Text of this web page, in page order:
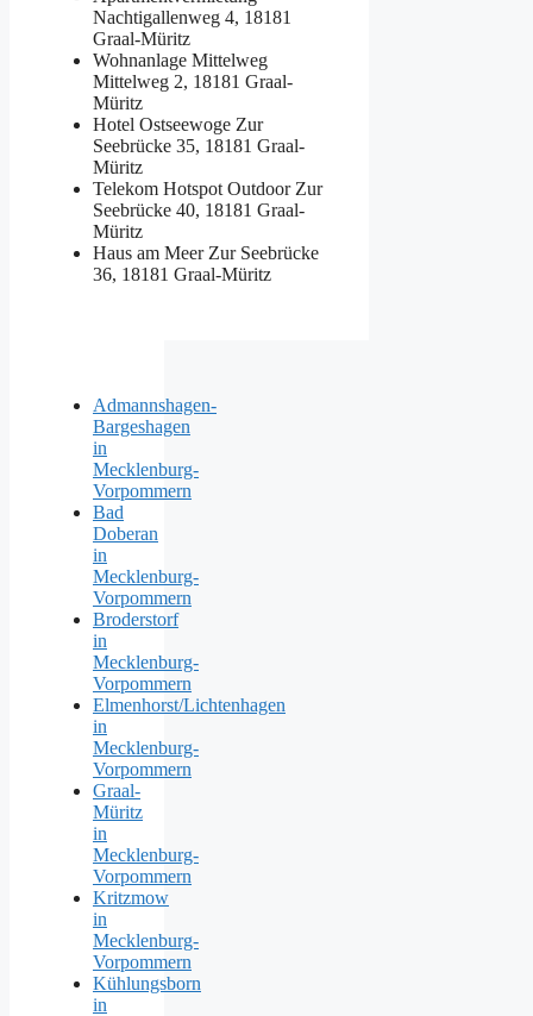
Nachtigallenweg 4, 18181
Graal-Müritz
Wohnanlage Mittelweg
Mittelweg 2, 18181 Graal-
Müritz
Hotel Ostseewoge Zur
Seebrücke 35, 18181 Graal-
Müritz
Telekom Hotspot OutdoorZur
Seebrücke 40, 18181 Graal-
Müritz
Haus am MeerZur Seebrücke
36, 18181 Graal-Müritz
Admannshagen-
Bargeshagen
in
Mecklenburg-
Vorpommern
Bad
Doberan
in
Mecklenburg-
Vorpommern
Broderstorf
in
Mecklenburg-
Vorpommern
Elmenhorst/Lichtenhagen
in
Mecklenburg-
Vorpommern
Graal-
Müritz
in
Mecklenburg-
Vorpommern
Kritzmow
in
Mecklenburg-
Vorpommern
Kühlungsborn
in